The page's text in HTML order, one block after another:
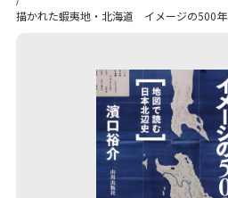
描かれた蝦夷地・北海道 イメージの500年